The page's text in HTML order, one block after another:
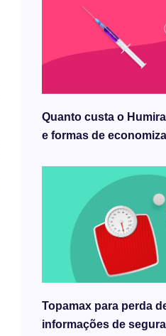
Quanto custa o
e formas de
Topamax para perda
informações de